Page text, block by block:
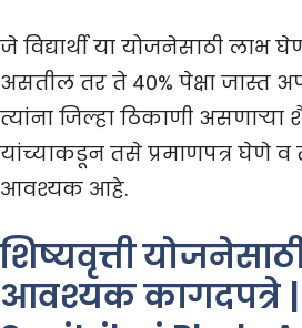
जे विद्यार्थी या योजनेसाठी
असतील तर ते 40% पेक्षा जास्त
त्यांना जिल्हा ठिकाणी
यांच्याकडून तसे प्रमाणपत्र घेणे
आवश्यक आहे.
शिष्यवृत्ती
आवश्यक कागदपत्रे